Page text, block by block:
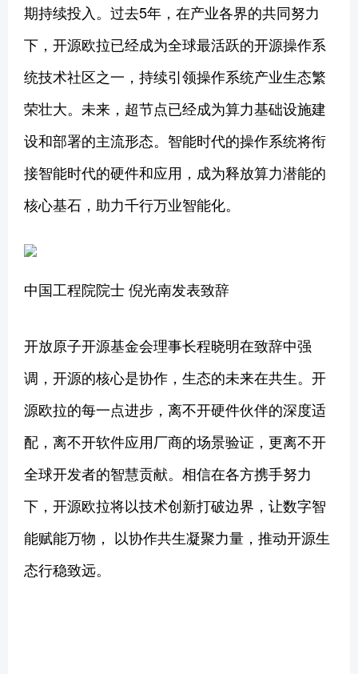
期持续投入。过去5年，在产业各界的共同努力
下，开源欧拉已经成为全球最活跃的开源操作系
统技术社区之一，持续引领操作系统产业生态繁
荣壮大。未来，超节点已经成为算力基础设施建
设和部署的主流形态。智能时代的操作系统将衔
接智能时代的硬件和应用，成为释放算力潜能的
核心基石，助力千行万业智能化。
中国工程院院士 倪光南发表致辞
开放原子开源基金会理事长程晓明在致辞中强
调，开源的核心是协作，生态的未来在共生。开
源欧拉的每一点进步，离不开硬件伙伴的深度适
配，离不开软件应用厂商的场景验证，更离不开
全球开发者的智慧贡献。相信在各方携手努力
下，开源欧拉将以技术创新打破边界，让数字智
能赋能万物， 以协作共生凝聚力量，推动开源生
态行稳致远。